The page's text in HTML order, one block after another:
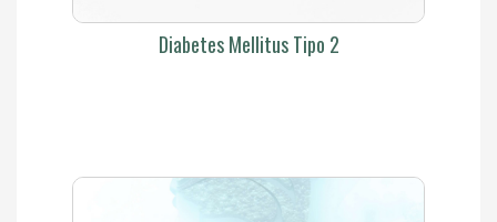
Diabetes Mellitus Tipo 2